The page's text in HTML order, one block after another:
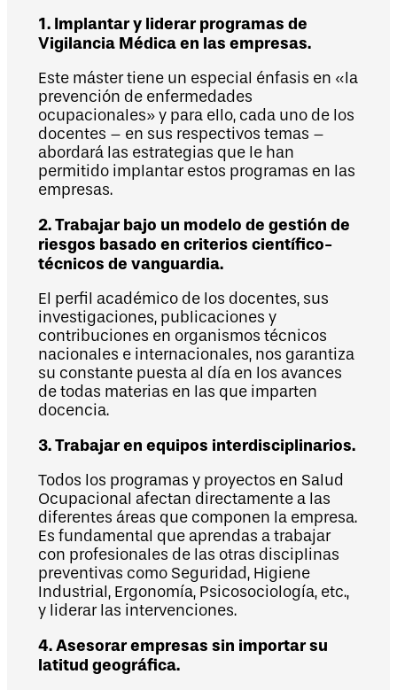
1. Implantar y liderar programas de
Vigilancia Médica en las empresas.
Este máster tiene un especial énfasis en «la
prevención de enfermedades
ocupacionales» y para ello, cada uno de los
docentes – en sus respectivos temas –
abordará las estrategias que le han
permitido implantar estos programas en las
empresas.
2. Trabajar bajo un modelo de gestión de
riesgos basado en criterios científico-
técnicos de vanguardia.
El perfil académico de los docentes, sus
investigaciones, publicaciones y
contribuciones en organismos técnicos
nacionales e internacionales, nos garantiza
su constante puesta al día en los avances
de todas materias en las que imparten
docencia.
3. Trabajar en equipos interdisciplinarios.
Todos los programas y proyectos en Salud
Ocupacional afectan directamente a las
diferentes áreas que componen la empresa.
Es fundamental que aprendas a trabajar
con profesionales de las otras disciplinas
preventivas como Seguridad, Higiene
Industrial, Ergonomía, Psicosociología, etc.,
y liderar las intervenciones.
4. Asesorar empresas sin importar su
latitud geográfica.